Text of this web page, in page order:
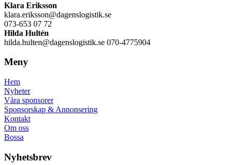
Klara Eriksson
klara.eriksson@dagenslogistik.se
073-653 07 72
Hilda Hultén
hilda.hulten@dagenslogistik.se 070-4775904
Meny
Hem
Nyheter
Våra sponsorer
Sponsorskap & Annonsering
Kontakt
Om oss
Bossa
Nyhetsbrev